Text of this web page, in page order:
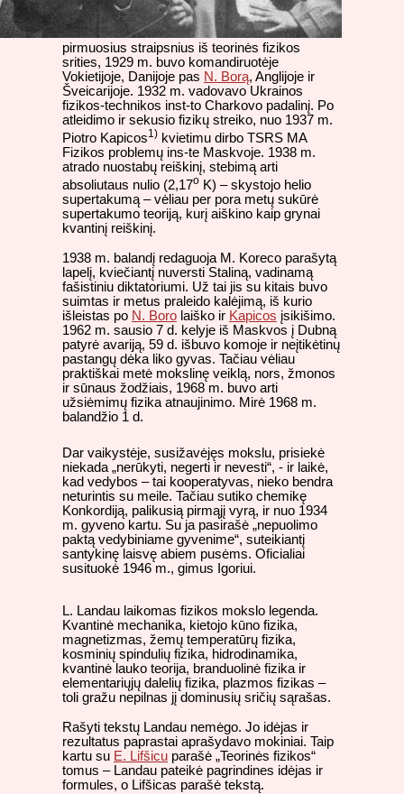
pirmuosius straipsnius iš teorinės fizikos
srities, 1929 m. buvo komandiruotėje
Vokietijoje, Danijoje pas N. Borą, Anglijoje ir
Šveicarijoje. 1932 m. vadovavo Ukrainos
fizikos-technikos inst-to Charkovo padalinį. Po
atleidimo ir sekusio fizikų streiko, nuo 1937 m.
Piotro Kapicos1) kvietimu dirbo TSRS MA
Fizikos problemų ins-te Maskvoje. 1938 m.
atrado nuostabų reiškinį, stebimą arti
absoliutaus nulio (2,17o K) – skystojo helio
supertakumą – vėliau per pora metų sukūrė
supertakumo teoriją, kurį aiškino kaip grynai
kvantinį reiškinį.
1938 m. balandį redaguoja M. Koreco parašytą
lapelį, kviečiantį nuversti Staliną, vadinamą
fašistiniu diktatoriumi. Už tai jis su kitais buvo
suimtas ir metus praleido kalėjimą, iš kurio
išleistas po N. Boro laiško ir Kapicos įsikišimo.
1962 m. sausio 7 d. kelyje iš Maskvos į Dubną
patyrė avariją, 59 d. išbuvo komoje ir neįtikėtinų
pastangų dėka liko gyvas. Tačiau vėliau
praktiškai metė mokslinę veiklą, nors, žmonos
ir sūnaus žodžiais, 1968 m. buvo arti
užsiėmimų fizika atnaujinimo. Mirė 1968 m.
balandžio 1 d.
Dar vaikystėje, susižavėjęs mokslu, prisiekė
niekada „nerūkyti, negerti ir nevesti“, - ir laikė,
kad vedybos – tai kooperatyvas, nieko bendra
neturintis su meile. Tačiau sutiko chemikę
Konkordiją, palikusią pirmąjį vyrą, ir nuo 1934
m. gyveno kartu. Su ja pasirašė „nepuolimo
paktą vedybiniame gyvenime“, suteikiantį
santykinę laisvę abiem pusėms. Oficialiai
susituokė 1946 m., gimus Igoriui.
L. Landau laikomas fizikos mokslo legenda.
Kvantinė mechanika, kietojo kūno fizika,
magnetizmas, žemų temperatūrų fizika,
kosminių spindulių fizika, hidrodinamika,
kvantinė lauko teorija, branduolinė fizika ir
elementariųjų dalelių fizika, plazmos fizikas –
toli gražu nepilnas jį dominusių sričių sąrašas.
Rašyti tekstų Landau nemėgo. Jo idėjas ir
rezultatus paprastai aprašydavo mokiniai. Taip
kartu su E. Lifšicu parašė „Teorinės fizikos“
tomus – Landau pateikė pagrindines idėjas ir
formules, o Lifšicas parašė tekstą.